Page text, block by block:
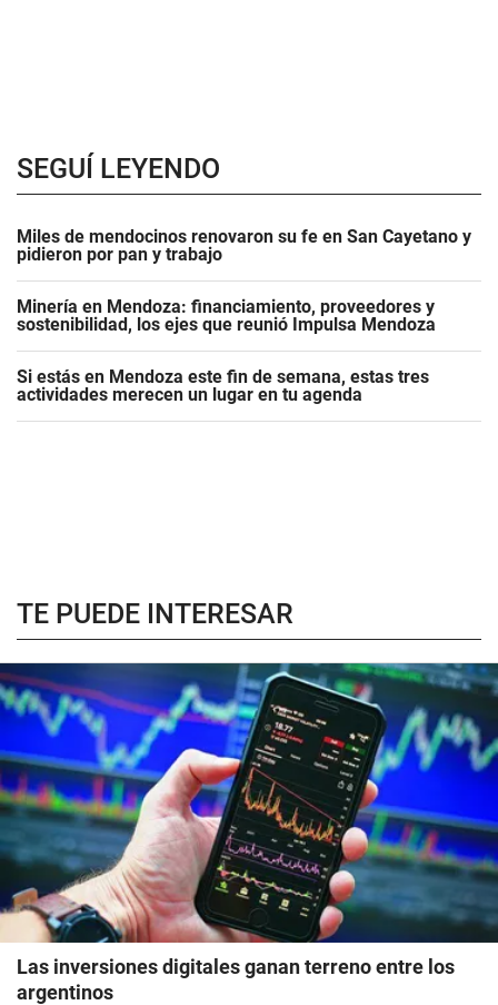
SEGUÍ LEYENDO
Miles de mendocinos renovaron su fe en San Cayetano y
pidieron por pan y trabajo
Minería en Mendoza: financiamiento, proveedores y
sostenibilidad, los ejes que reunió Impulsa Mendoza
Si estás en Mendoza este fin de semana, estas tres
actividades merecen un lugar en tu agenda
TE PUEDE INTERESAR
Las inversiones digitales ganan terreno entre los
argentinos